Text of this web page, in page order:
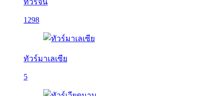
ทัวร์จีน
1298
ทัวร์มาเลเซีย
5